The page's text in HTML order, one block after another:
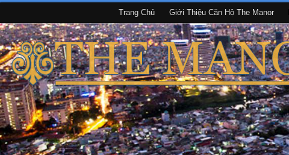
Trang Chủ Giới Thiệu Căn Hộ The Manor